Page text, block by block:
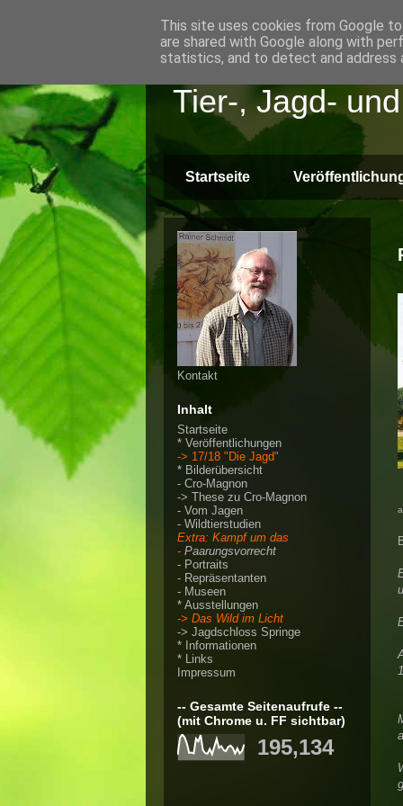
Tier-, Jagd-
Startseite
Kontakt
Inhalt
Startseite
* Veröffentlichungen
-> 17/18 "Die Jagd"
* Bilderübersicht
- Cro-Magnon
-> These zu Cro-Magnon
- Vom Jagen
- Wildtierstudien
Extra: Kampf um das
- Paarungsvorrecht
- Portraits
- Repräsentanten
- Museen
* Ausstellungen
-> Das Wild im Licht
-> Jagdschloss Springe
* Informationen
* Links
Impressum
-- Gesamte Seitenaufrufe --
(mit Chrome u. FF sichtbar)
195,134
This site uses cookies from Google
are shared with Google along with
statistics, and to detect and address